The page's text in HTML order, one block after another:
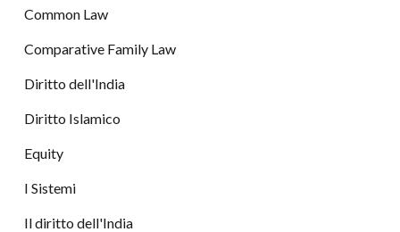
Common Law
Comparative Family Law
Diritto dell'India
Diritto Islamico
Equity
I Sistemi
Il diritto dell'India